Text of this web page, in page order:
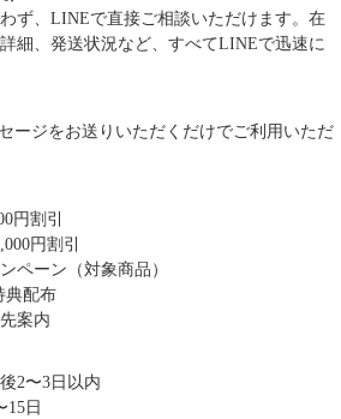
ず、LINEで直接ご相談いただけます。在
細、発送状況など、すべてLINEで迅速に
ージをお送りいただくだけでご利用いただ
円割引
円割引
ペーン（対象商品）
典配布
案内
2〜3日以内
15日